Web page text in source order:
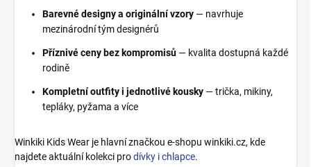
Barevné designy a originální vzory — navrhuje
mezinárodní tým designérů
Příznivé ceny bez kompromisů — kvalita dostupná každé
rodině
Kompletní outfity i jednotlivé kousky — trička, mikiny,
tepláky, pyžama a více
Winkiki Kids Wear je hlavní značkou e-shopu winkiki.cz, kde
najdete aktuální kolekci prodívky i chlapce.